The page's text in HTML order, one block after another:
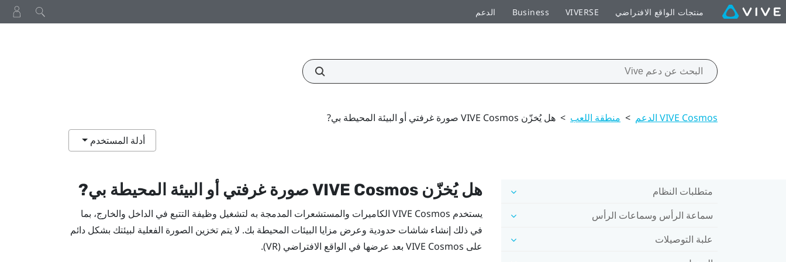
منتجات الواقع الافتراضي VIVERSE
Business الدعم
VIVE Cosmos الدعم > منطقة اللعب > هل يُخزّن VIVE Cosmos صورة غرفتي أو البيئة المحيطة بي?
أدلة المستخدم
متطلبات النظام
سماعة الرأس وسماعات الرأس
علبة التوصيلات
هل يُخزّن VIVE Cosmosصورة غرفتي أو البيئة المحيطة بي?
يستخدم VIVE Cosmosالكاميرات والمستشعرات المدمجة به لتشغيل وظيفة التتبع في الداخل والخارج، بما
في ذلك إنشاء شاشات حدودية وعرض مزايا البيئات المحيطة بك. لا يتم تخزين الصورة الفعلية لبيئتك بشكل دائم
على VIVE Cosmosبعد عرضها في الواقع الافتراضي (VR).